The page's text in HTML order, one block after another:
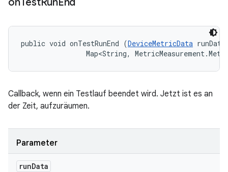
public void onTestRunEnd (DeviceMetricData
Map<String,
Callback, wenn ein Testlauf beendet wird. Jetzt ist es an
der Zeit, aufzuräumen.
Parameter
runData